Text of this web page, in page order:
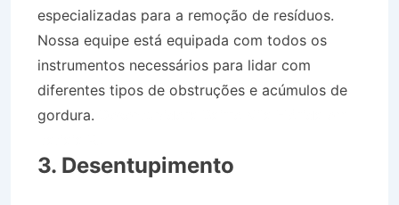
especializadas para a remoção de resíduos.
Nossa equipe está equipada com todos os
instrumentos necessários para lidar com
diferentes tipos de obstruções e acúmulos de
gordura.
3. Desentupimento